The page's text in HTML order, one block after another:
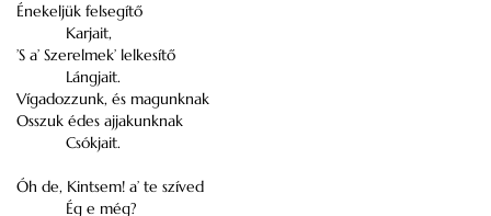
Énekeljük felsegítő
Karjait,
’S a’ Szerelmek’ lelkesítő
Lángjait.
Vígadozzunk, és magunknak
Osszuk édes ajjakunknak
Csókjait.
Óh de, Kintsem! a’ te szíved
Ég e még?